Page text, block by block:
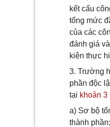
kết cấu
tổng mức
của các
đánh giá
kiện thực
3. Trường
phần độc
tại khoản
a) Sơ bộ
thành